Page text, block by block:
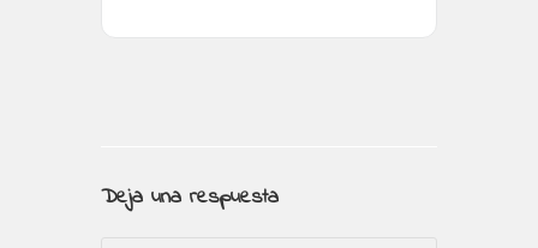
Deja una respuesta